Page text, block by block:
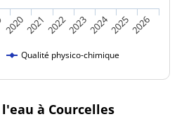
Qualité physico-chimique
2020202120222023202420252026
à Courcelles